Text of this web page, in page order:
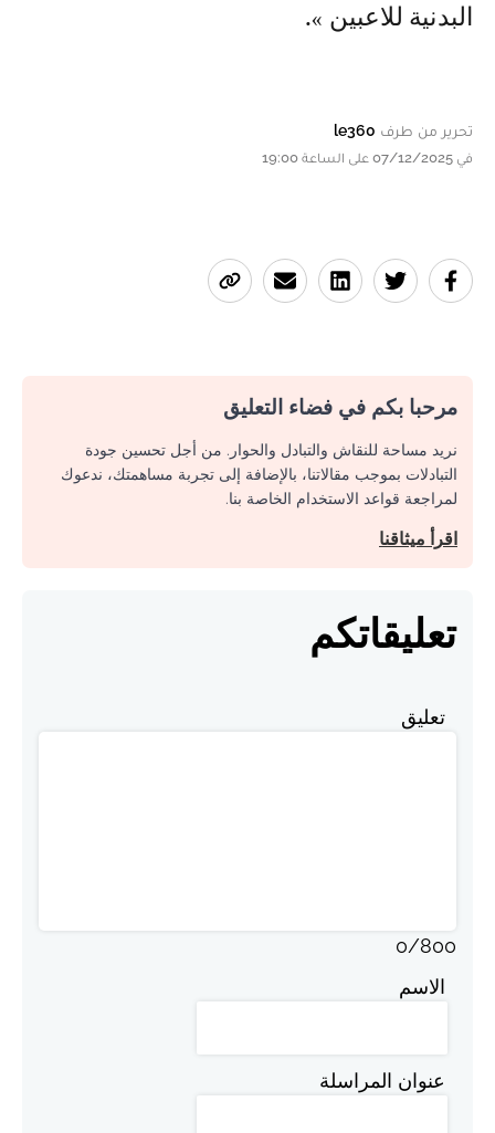
البدنية للاعبين ».
تحرير من طرف le360
في 07/12/2025 على الساعة 19:00
مرحبا بكم في فضاء التعليق
نريد مساحة للنقاش والتبادل والحوار. من أجل تحسين جودة
التبادلات بموجب مقالاتنا، بالإضافة إلى تجربة مساهمتك، ندعوك
لمراجعة قواعد الاستخدام الخاصة بنا.
اقرأ ميثاقنا
تعليقاتكم
تعليق
0/800
الاسم
عنوان المراسلة